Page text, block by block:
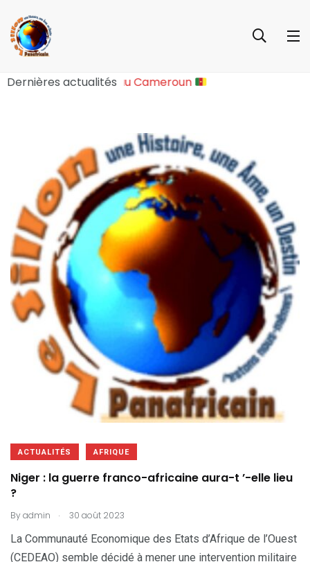
Dernières actualitésMajeure au Cameroun
ACTUALITÉS AFRIQUE
Niger : la guerre franco-africaine aura-t ’-elle lieu
?
Byadmin . 30 août 2023
La Communauté Economique des Etats d’Afrique de l’Ouest
(CEDEAO) semble décidé à mener une intervention militaire